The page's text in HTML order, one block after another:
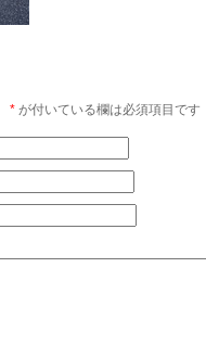
*が付いている欄は必須項目です